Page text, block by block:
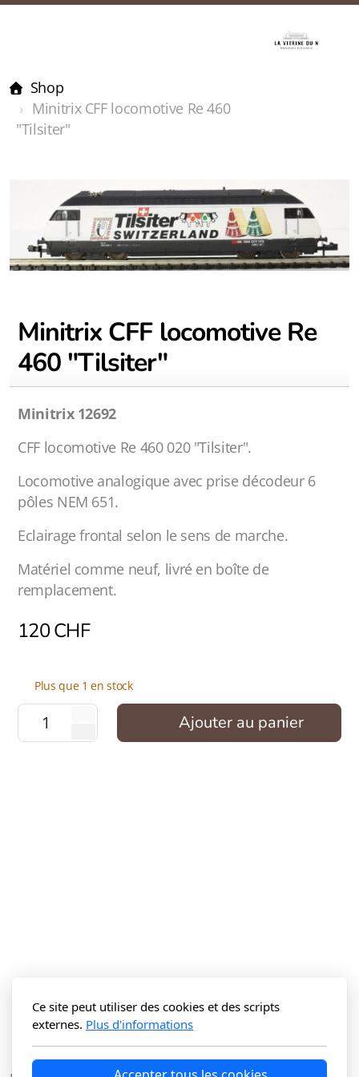
Shop
Minitrix CFF locomotive Re 460
"Tilsiter"
Minitrix CFF locomotive Re
460 "Tilsiter"
Minitrix 12692
CFF locomotive Re 460 020 "Tilsiter".
Locomotive analogique avec prise décodeur 6
pôles NEM 651.
Eclairage frontal selon le sens de marche.
Matériel comme neuf, livré en boîte de
remplacement.
120CHF
Plus que 1 en stock
Ajouter au panier
Ce site peut utiliser des cookies et des scripts
externes. Plus d'informations